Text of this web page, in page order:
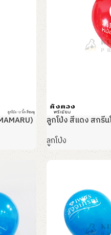
ลูกโป่ง สีแดง สกรีน
ลูกโป่ง
อ่านเพิ่ม